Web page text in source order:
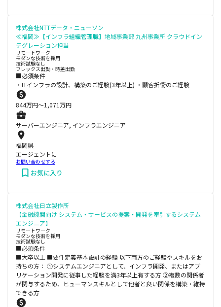
株式会社NTTデータ・ニューソン
≪福岡≫【インフラ組織管理職】地域事業部 九州事業所 クラウドイン
テグレーション担当
リモートワーク
モダンな技術を採用
技術試験なし
フレックス出勤・時差出勤
■必須条件
・ITインフラの設計、構築のご経験(3年以上) ・顧客折衝のご経験
844万円〜1,071万円
サーバーエンジニア, インフラエンジニア
福岡県
エージェントに
お問い合わせする
お気に入り
株式会社日立製作所
【金融機関向け システム・サービスの提案・開発を牽引するシステム
エンジニア】
リモートワーク
モダンな技術を採用
技術試験なし
■必須条件
■大卒以上 ■要件定義基本設計の経験 以下両方のご経験やスキルをお
持ちの方： ①システムエンジニアとして、インフラ開発、またはアプ
リケーション開発に従事した経験を満3年以上有する方 ②複数の関係者
が関与するため、ヒューマンスキルとして他者と良い関係を構築・維持
できる方